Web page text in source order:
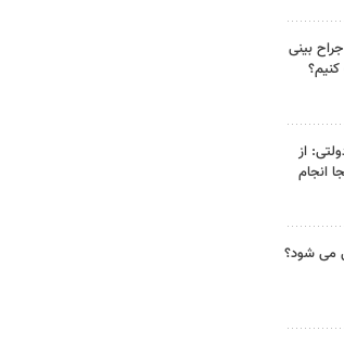
بینی
از
انجام
می شود؟